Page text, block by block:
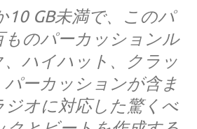
10 GB未満で、このパ
ものパーカッションル
、ハイハット、クラッ
パーカッションが含ま
ジオに対応した驚くべ